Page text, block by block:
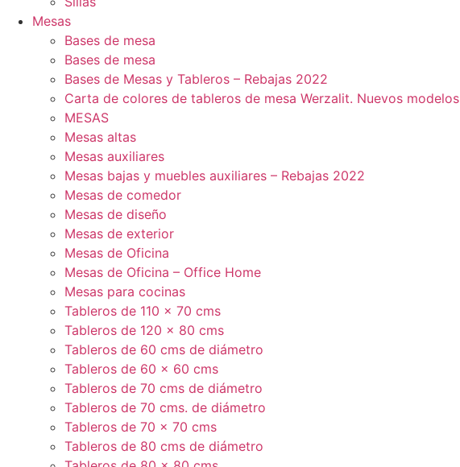
Mesas
Bases de mesa
Bases de mesa
Bases de Mesas y Tableros – Rebajas 2022
Carta de colores de tableros de mesa Werzalit. Nuevos modelos
MESAS
Mesas altas
Mesas auxiliares
Mesas bajas y muebles auxiliares – Rebajas 2022
Mesas de comedor
Mesas de diseño
Mesas de exterior
Mesas de Oficina
Mesas de Oficina – Office Home
Mesas para cocinas
Tableros de 110 x 70 cms
Tableros de 120 x 80 cms
Tableros de 60 cms de diámetro
Tableros de 60 x 60 cms
Tableros de 70 cms de diámetro
Tableros de 70 cms. de diámetro
Tableros de 70 x 70 cms
Tableros de 80 cms de diámetro